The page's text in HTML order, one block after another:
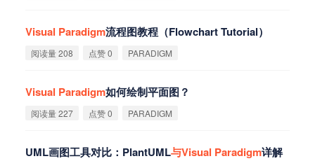
Visual Paradigm流程图教程（Flowchart Tutorial）
阅读量 208 点赞 0 PARADIGM
Visual Paradigm如何绘制平面图？
阅读量 227 点赞 0 PARADIGM
UML画图工具对比：PlantUML与Visual Paradigm详解